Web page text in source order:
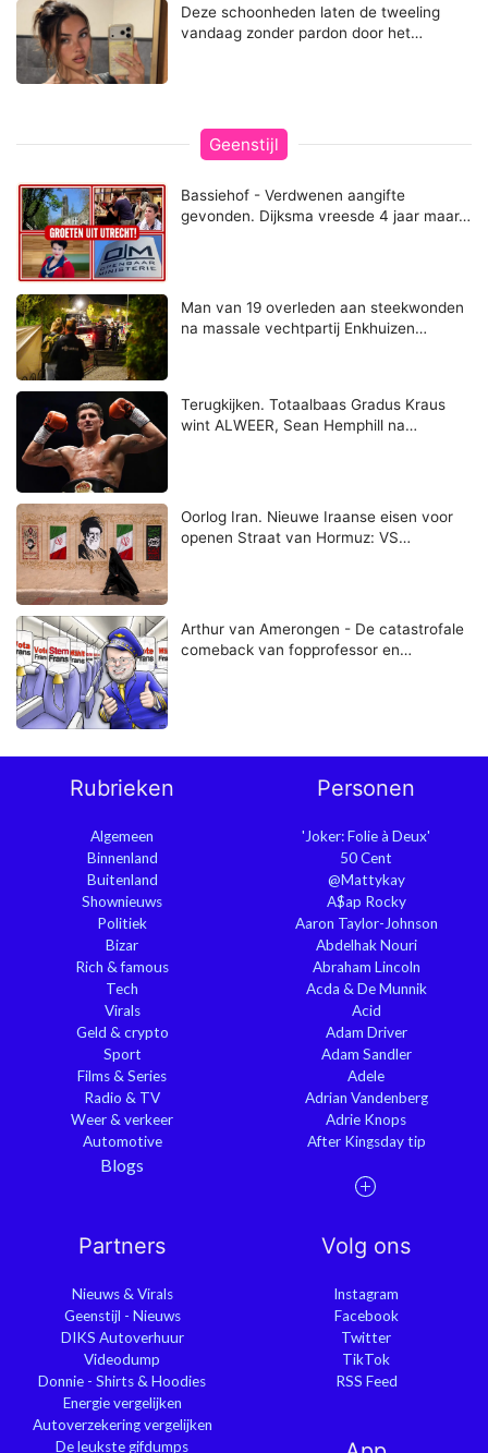
Deze schoonheden laten de tweeling
vandaag zonder pardon door het…
Geenstijl
Bassiehof - Verdwenen aangifte
gevonden. Dijksma vreesde 4 jaar maar…
Man van 19 overleden aan steekwonden
na massale vechtpartij Enkhuizen…
Terugkijken. Totaalbaas Gradus Kraus
wint ALWEER, Sean Hemphill na…
Oorlog Iran. Nieuwe Iraanse eisen voor
openen Straat van Hormuz: VS…
Arthur van Amerongen - De catastrofale
comeback van fopprofessor en…
Rubrieken
Algemeen
Binnenland
Buitenland
Shownieuws
Politiek
Bizar
Rich & famous
Tech
Virals
Geld & crypto
Sport
Films & Series
Radio & TV
Weer & verkeer
Automotive
Blogs
Personen
'Joker: Folie à Deux'
50 Cent
@Mattykay
A$ap Rocky
Aaron Taylor-Johnson
Abdelhak Nouri
Abraham Lincoln
Acda & De Munnik
Acid
Adam Driver
Adam Sandler
Adele
Adrian Vandenberg
Adrie Knops
After Kingsday tip
Partners
Nieuws & Virals
Geenstijl - Nieuws
DIKS Autoverhuur
Videodump
Donnie - Shirts & Hoodies
Energie vergelijken
Autoverzekering vergelijken
De leukste gifdumps
Volg ons
Instagram
Facebook
Twitter
TikTok
RSS Feed